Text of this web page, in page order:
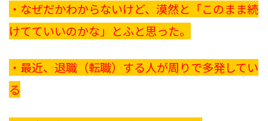
・なぜだかわからないけど、漠然と「このまま続
けてていいのかな」とふと思った。
・最近、退職（転職）する人が周りで多発してい
る